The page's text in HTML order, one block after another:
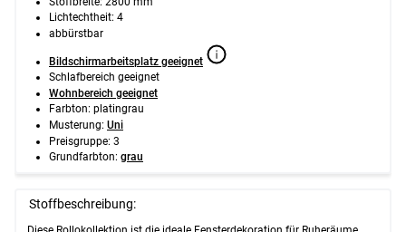
Lichtechtheit: 4
abbürstbar
Bildschirmarbeitsplatz geeignet
Schlafbereich geeignet
Wohnbereich geeignet
Farbton: platingrau
Musterung: Uni
Preisgruppe: 3
Grundfarbton: grau
Stoffbeschreibung: